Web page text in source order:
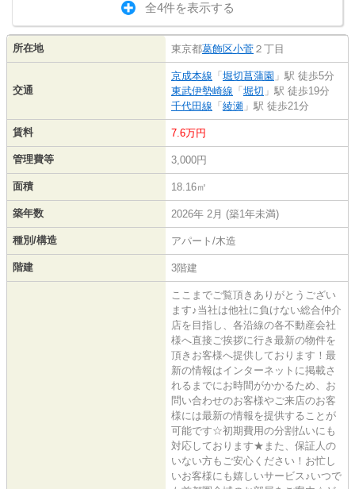
全4件を表示する
所在地 東京都葛飾区小菅 ２丁目
交通
京成本線 「 堀切菖蒲園 」駅 徒歩5分
東武伊勢崎線 「 堀切 」駅 徒歩19分
千代田線 「 綾瀬 」駅 徒歩21分
賃料 7.6万円
管理費等 3,000円
面積 18.16㎡
築年数 2026年 2月 (築1年未満)
種別/構造 アパート/木造
階建 3階建
ここまでご覧頂きありがとうござい
ます♪当社は他社に負けない総合仲介
店を目指し、各沿線の各不動産会社
様へ直接ご挨拶に行き最新の物件を
頂きお客様へ提供しております！最
新の情報はインターネットに掲載さ
れるまでにお時間がかかるため、お
問い合わせのお客様やご来店のお客
様には最新の情報を提供することが
可能です☆初期費用の分割払いにも
対応しております★また、保証人の
いない方もご安心ください！お忙し
いお客様にも嬉しいサービス♪いつで